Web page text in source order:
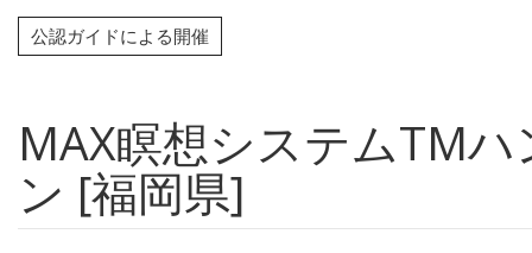
公認ガイドによる開催
MAX瞑想システムTM
ン [福岡県]